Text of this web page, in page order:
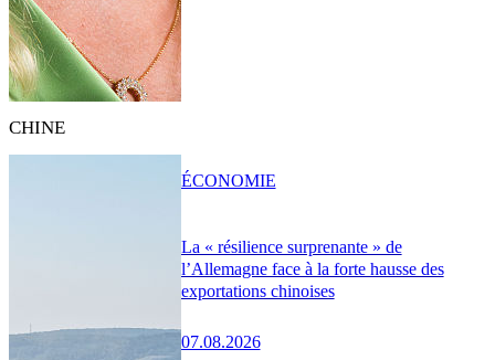
CHINE
La « résilience surprenante » de
l’Allemagne face à la forte hausse des
exportations chinoises
07.08.2026
ÉCONOMIE